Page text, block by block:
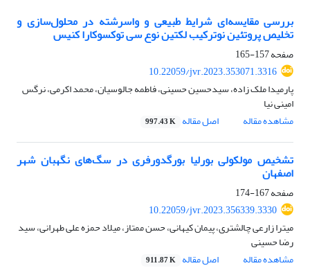
بررسی مقایسه‌ای شرایط طبیعی و واسرشته در محلول‌سازی و
تخلیص پروتئین نوترکیب لکتین نوع سی توکسوکارا کنیس
صفحه157-165
10.22059/jvr.2023.353071.3316
پارمیدا ملک زاده، سیدحسین حسینی، فاطمه جالوسیان، محمد اکرمی، نرگس
امینی نیا
مشاهده مقاله
اصل مقاله 997.43 K
تشخیص مولکولی بورلیا بورگدورفری در سگ‌های نگهبان شهر
اصفهان
صفحه167-174
10.22059/jvr.2023.356339.3330
میترا زارعی چالشتری، پیمان کیهانی، حسن ممتاز، میلاد حمزه علی طهرانی، سید
رضا حسینی
مشاهده مقاله
اصل مقاله 911.87 K